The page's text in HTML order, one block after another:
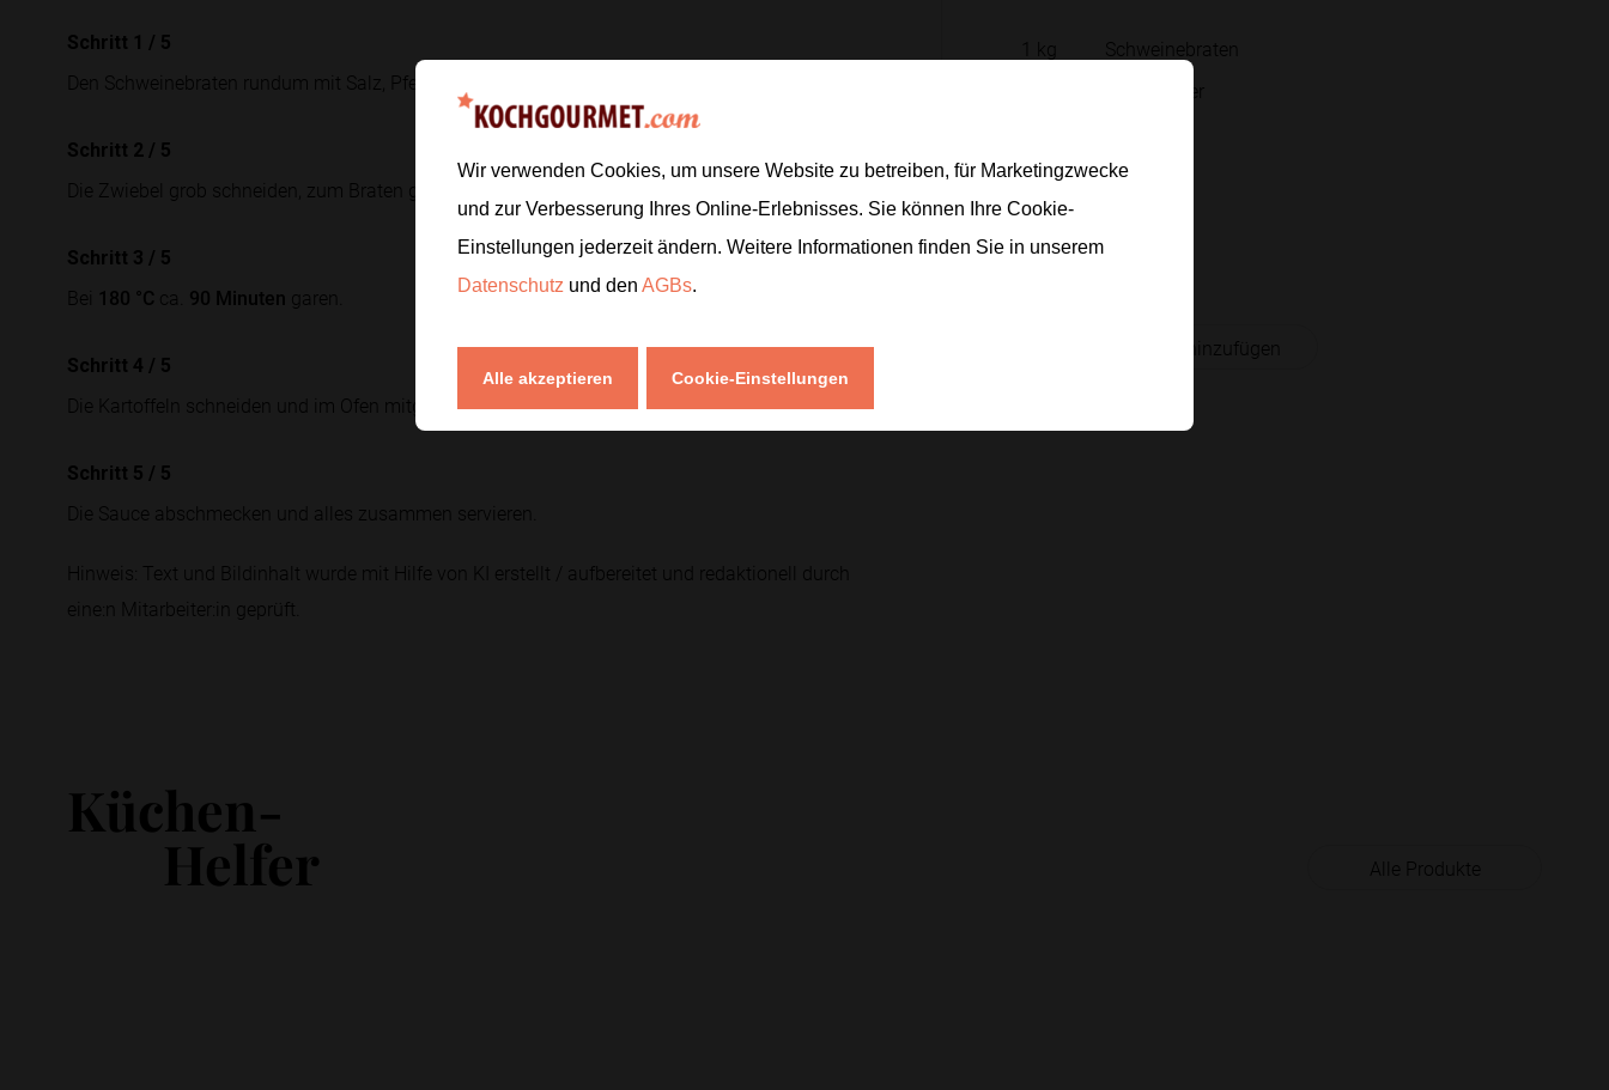
1 kg
Schweinebraten
Salz, Pfeffer
1Stk.
Zwiebel
500ml
800g
Zur Einkaufsliste hinzufügen
Schritt 1 / 5
Den Schweinebraten rundum mit Salz, Pfeffer und Kümmel würzen und in eine Form legen.
Schritt 2 / 5
Die Zwiebel grob schneiden, zum Braten geben und die Brühe angießen.
Schritt 3 / 5
Bei 180 °C ca. 90 Minuten garen.
Schritt 4 / 5
Die Kartoffeln schneiden und im Ofen mitgaren.
Schritt 5 / 5
Die Sauce abschmecken und alles zusammen servieren.
Hinweis: Text und Bildinhalt wurde mit Hilfe von KI erstellt / aufbereitet und redaktionell durch
eine:n Mitarbeiter:in geprüft.
Küchen-
Helfer Alle Produkte
Wir verwenden Cookies, um unsere Website zu betreiben, für Marketingzwecke
und zur Verbesserung Ihres Online-Erlebnisses. Sie können Ihre Cookie-
Einstellungen jederzeit ändern. Weitere Informationen finden Sie in unserem
Datenschutz und den AGBs.
Alle akzeptieren Cookie-Einstellungen